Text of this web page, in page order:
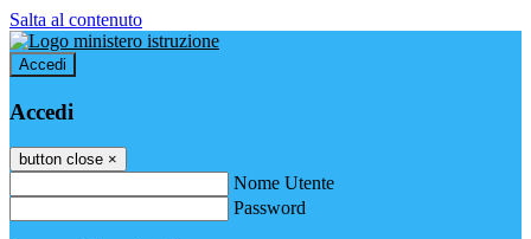
Salta al contenuto
Accedi
Accedi
button close ×
Nome Utente
Password